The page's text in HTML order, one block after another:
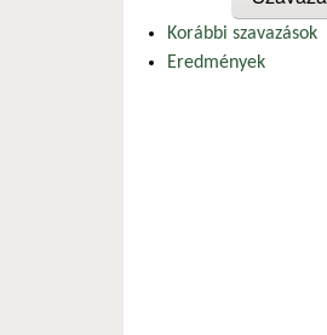
Korábbi szavazások
Eredmények